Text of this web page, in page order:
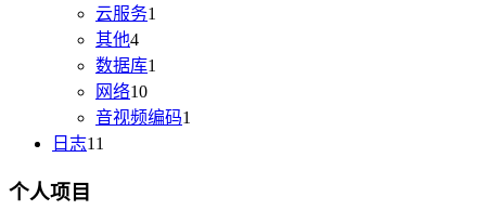
云服务1
其他4
数据库1
网络10
音视频编码1
日志11
个人项目